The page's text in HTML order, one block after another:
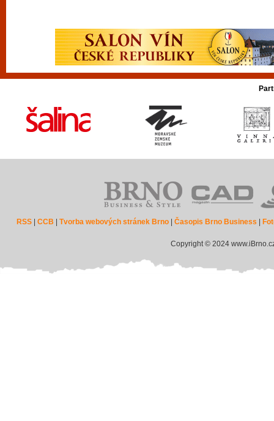
RSS |CCB |Tvorba webových stránek Brno |Časopis Brno Business
Copyright © 2024